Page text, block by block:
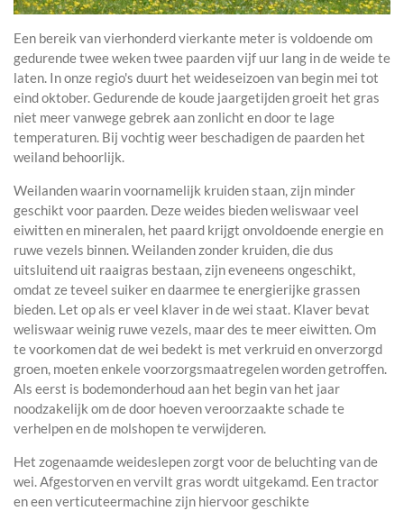
Een bereik van vierhonderd vierkante meter is voldoende om
gedurende twee weken twee paarden vijf uur lang in de weide te
laten. In onze regio's duurt het weideseizoen van begin mei tot
eind oktober. Gedurende de koude jaargetijden groeit het gras
niet meer vanwege gebrek aan zonlicht en door te lage
temperaturen. Bij vochtig weer beschadigen de paarden het
weiland behoorlijk.
Weilanden waarin voornamelijk kruiden staan, zijn minder
geschikt voor paarden. Deze weides bieden weliswaar veel
eiwitten en mineralen, het paard krijgt onvoldoende energie en
ruwe vezels binnen. Weilanden zonder kruiden, die dus
uitsluitend uit raaigras bestaan, zijn eveneens ongeschikt,
omdat ze teveel suiker en daarmee te energierijke grassen
bieden. Let op als er veel klaver in de wei staat. Klaver bevat
weliswaar weinig ruwe vezels, maar des te meer eiwitten. Om
te voorkomen dat de wei bedekt is met verkruid en onverzorgd
groen, moeten enkele voorzorgsmaatregelen worden getroffen.
Als eerst is bodemonderhoud aan het begin van het jaar
noodzakelijk om de door hoeven veroorzaakte schade te
verhelpen en de molshopen te verwijderen.
Het zogenaamde weideslepen zorgt voor de beluchting van de
wei. Afgestorven en vervilt gras wordt uitgekamd. Een tractor
en een verticuteermachine zijn hiervoor geschikte